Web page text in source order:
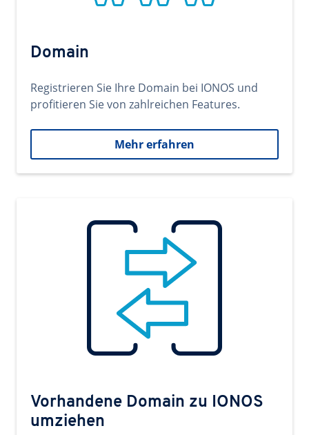
Domain
Registrieren Sie Ihre Domain bei IONOS und
profitieren Sie von zahlreichen Features.
Mehr erfahren
Vorhandene Domain zu IONOS
umziehen